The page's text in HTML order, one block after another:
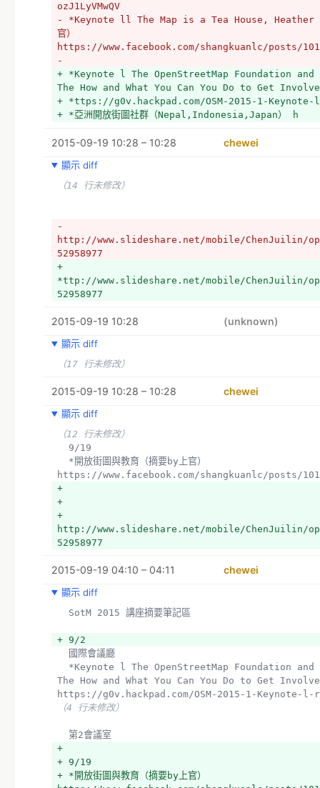
ozJ1LyVMwQV
- *Keynote ll The Map is a Tea House, Heather
官）
https://www.facebook.com/shangkuanlc/posts/
-
+ *Keynote l The OpenStreetMap Foundation and
The How and What You Can You Do to Get
+ *ttps://g0v.hackpad.com/OSM-2015-1-Keynote-
+ *亞洲開放街圖社群（Nepal,Indonesia,Japan） h
+ *衛星資料與防災救
+ *Keynote ll The Map is a Tea House, Heather
+ *要by上官）
  第2會議室
- 9/19
- *開放街圖與教育（摘要by上官）
https://www.facebook.com/shangkuanlc/posts/
+ *社群經驗與合作
+ 閃燃講
+ 9*/19
+ 開放街圖與在育（
+ *要by上官）
ttps://www.facebook.com/shangkuanlc/posts/
-
*ttp://www.slideshare.net/mobile/ChenJuilin/
Relief
+ *Panel Discussion II Open Collaboration in
+ *開放街圖與社群
bus-map
+
+ *阿貴老師來開講
+ *OSM Workshop
+ *想要怎麼用就怎麼畫
http://www.slideshare.net/ChenJuilin/
+
+ 水保局黑客松
+ *開放資料網址連結：
+ *Jimmy
+ *Ronny
+ *Muyueh
2015-09-19 10:28 – 10:28 chewei
顯示 diff
（14 行未修改）
-
http://www.slideshare.net/mobile/ChenJuilin/
52958977
+
*ttp://www.slideshare.net/mobile/ChenJuilin/
52958977
2015-09-19 10:28 (unknown)
顯示 diff
（17 行未修改）
2015-09-19 10:28 – 10:28 chewei
顯示 diff
（12 行未修改）
  9/19
https://www.facebook.com/shangkuanlc/posts/
+
+
+
http://www.slideshare.net/mobile/ChenJuilin/
52958977
2015-09-19 04:10 – 04:11 chewei
顯示 diff
  SotM 2015 講座摘要筆記區
+ 9/2
  國際會議廳
The How and What You Can You Do to Get
https://g0v.hackpad.com/OSM-2015-1-Keynote-l-
（4 行未修改）
  第2會議室
+
+ 9/19
+ *開放街圖與教育（摘要by上官）